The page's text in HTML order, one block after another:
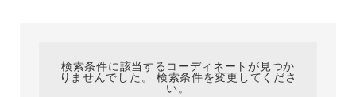
検索条件に該当するコーディネートが見つか
りませんでした。 検索条件を変更してくださ
い。